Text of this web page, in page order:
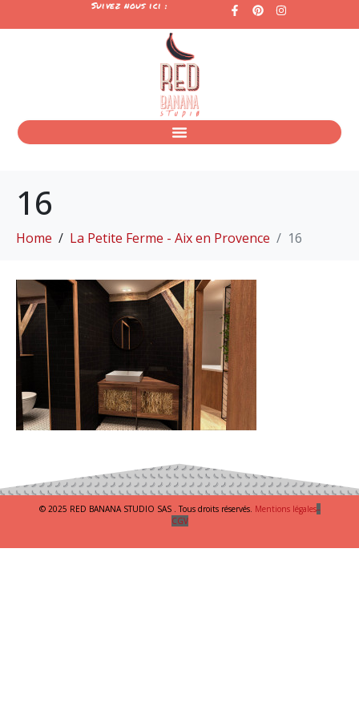
Suivez nous ici :
16
Home La Petite Ferme - Aix en Provence 16
© 2025 RED BANANA STUDIO SAS . Tous droits réservés. Mentions légales–
CGV